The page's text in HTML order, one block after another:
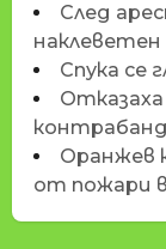
След
наклеветен
Спука се
Отказаха
Оранжев
от пожари